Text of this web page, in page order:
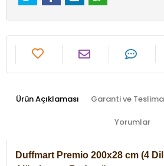
Ürün Açıklaması Garanti ve
Yorumlar
Duffmart Premio 200x28 cm (4